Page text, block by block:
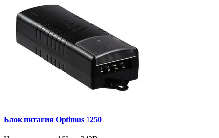
Блок питания Optimus 1250